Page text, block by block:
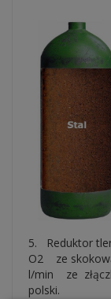
5. Reduktor
O2 ze
l/min ze
polski.